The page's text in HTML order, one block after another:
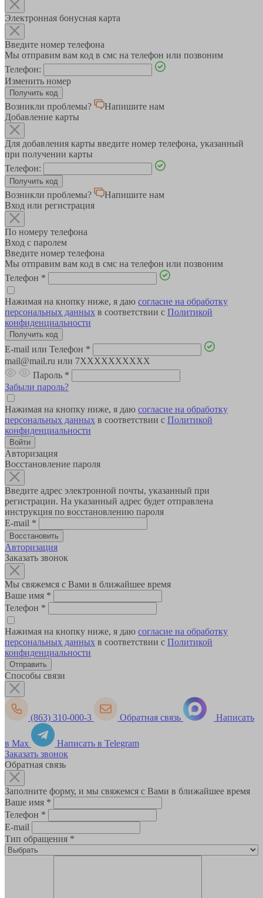
Электронная бонусная карта
Введите номер телефона
Мы отправим вам код в смс на телефон или позвоним
Телефон:
Изменить номер
Возникли проблемы?
Напишите нам
Добавление карты
Для добавления карты введите номер телефона, указанный
при получении карты
Телефон:
Возникли проблемы?
Напишите нам
Вход или регистрация
По номеру телефона
Вход с паролем
Введите номер телефона
Мы отправим вам код в смс на телефон или позвоним
Телефон *
Нажимая на кнопку ниже, я даю согласие на обработку
персональных данных в соответствии с Политикой
конфиденциальности
E-mail или Телефон *
mail@mail.ru или 7XXXXXXXXXX
Пароль *
Забыли пароль?
Нажимая на кнопку ниже, я даю согласие на обработку
персональных данных в соответствии с Политикой
конфиденциальности
Авторизация
Восстановление пароля
Введите адрес электронной почты, указанный при
регистрации. На указанный адрес будет отправлена
инструкция по восстановлению пароля
E-mail *
Авторизация
Заказать звонок
Мы свяжемся с Вами в ближайшее время
Ваше имя *
Телефон *
Нажимая на кнопку ниже, я даю согласие на обработку
персональных данных в соответствии с Политикой
конфиденциальности
Способы связи
(863) 310-000-3 Обратная связь Написать
в Max
Написать в Telegram
Заказать звонок
Обратная связь
Заполните форму, и мы свяжемся с Вами в ближайшее время
Ваше имя *
Телефон *
E-mail
Тип обращения *